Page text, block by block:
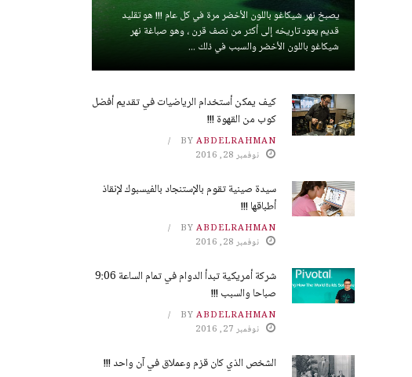
يصبخ نهر شيكاغو باللون الأخضر مرة في كل عام !!! هو تقليد
قديم يعود تاريخه إلى أكثر من نصف قرن ، وهو صباغة نهر
شيكاغو باللون الأخضر والسبب في ذلك ...
كيف يمكن أستخدام الرياضيات في تقديم أفضل
كوب من القهوة !!!
BY ABDELRAHMAN
نوفمبر 28, 2016
سيدة صينية تقوم بالإستنجاد بالفيسبوك لإنقاذ
أطباقها !!!
BY ABDELRAHMAN
نوفمبر 28, 2016
شركة أمريكية تبدأ الدوام في تمام الساعة 9:06
صباحا والسبب !!!
BY ABDELRAHMAN
نوفمبر 27, 2016
الشخص الذي كان قزم وعملاق في آن واحد !!!